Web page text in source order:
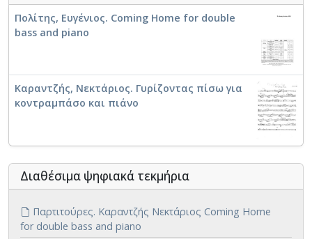
Πολίτης, Ευγένιος. Coming Home for double
bass and piano
Καραντζής, Νεκτάριος. Γυρίζοντας πίσω για
κοντραμπάσο και πιάνο
Διαθέσιμα ψηφιακά τεκμήρια
Παρτιτούρες. Καραντζής Νεκτάριος Coming Home
for double bass and piano